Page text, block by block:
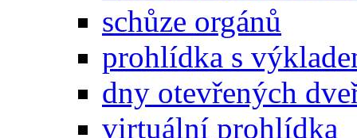
schůze orgánů
prohlídka s
dny otevřených
virtuální prohlídka